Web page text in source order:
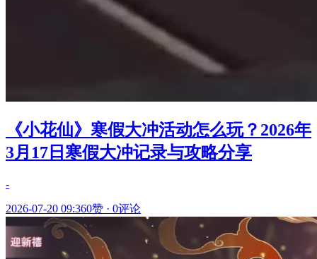
《小花仙》寒假大冲活动怎么玩？2026年
3月17日寒假大冲记录与攻略分享
-
2026-07-20 09:360赞 · 0评论